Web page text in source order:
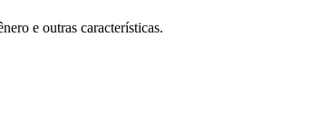
e outras características.